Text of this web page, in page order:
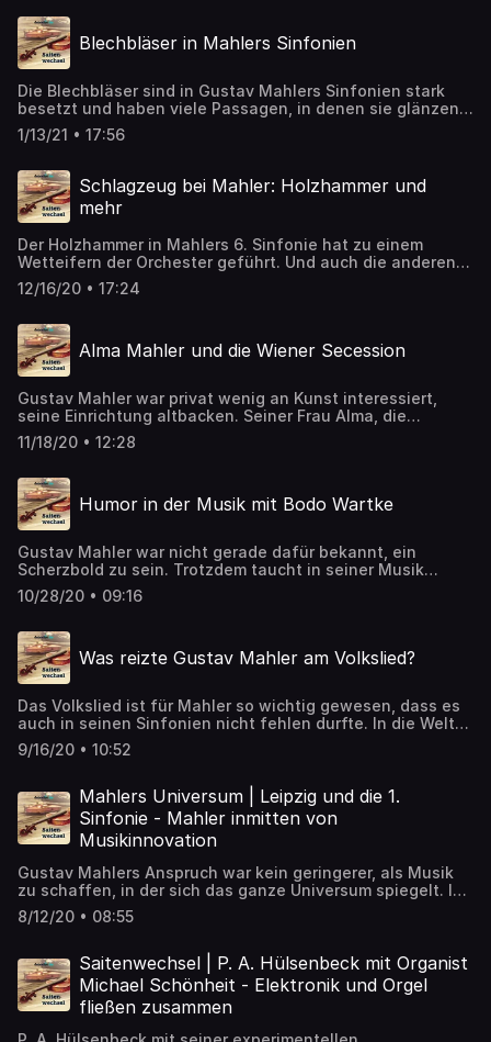
https://detektor.fm/musik/verleger-von-mahlers-werken
Blechbläser in Mahlers Sinfonien
Die Blechbläser sind in Gustav Mahlers Sinfonien stark
besetzt und haben viele Passagen, in denen sie glänzen
können. Die Horn- und Posaunenstimmen schauen wir in
dieser Folge genauer an. ➡️ Artikel zum Nachlesen:
blechblaeser-bei-mahler
1/13/21 • 17:56
Schlagzeug bei Mahler: Holzhammer und
mehr
Der Holzhammer in Mahlers 6. Sinfonie hat zu einem
Wetteifern der Orchester geführt. Und auch die anderen
Sinfonien sind voll von besonderen Partien für
Schlagzeug. Zwei Gewandhausmusiker erzählen, wie es
https://detektor.fm/musik/mahlers-universum-
schlagzeug-bei-mahler
12/16/20 • 17:24
Alma Mahler und die Wiener Secession
Gustav Mahler war privat wenig an Kunst interessiert,
seine Einrichtung altbacken. Seiner Frau Alma, die
inmitten der Wiener Secession aufwuchs, muss das ein
Gräuel gewesen sein. ➡️ Artikel zum Nachlesen:
mahler-und-die-wiener-secession
11/18/20 • 12:28
Humor in der Musik mit Bodo Wartke
Gustav Mahler war nicht gerade dafür bekannt, ein
Scherzbold zu sein. Trotzdem taucht in seiner Musik
immer wieder Humor auf. Wie funktioniert Humor in der
Musik, auch heute? Darüber spricht in dieser Folge der
https://detektor.fm/musik/mahlers-universium-humor-in-
der-musik
10/28/20 • 09:16
Was reizte Gustav Mahler am Volkslied?
Das Volkslied ist für Mahler so wichtig gewesen, dass es
auch in seinen Sinfonien nicht fehlen durfte. In die Welt
seiner Lieder führt in dieser Folge einer, der sie hunderte
Male gesungen hat: der Star-Bariton Thomas Hampson. ➡️
universum-das-lied-bei-mahler
9/16/20 • 10:52
Mahlers Universum | Leipzig und die 1.
Sinfonie - Mahler in­mit­ten von
Musikinnovation
Gustav Mahlers Anspruch war kein geringerer, als Musik
zu schaffen, in der sich das ganze Universum spiegelt. Im
Podcast widmen wir uns jede Folge einer anderen Galaxie
dieses Universums und ergründen, wie seine
Nachlesen: https://detektor.fm/musik/mahlers-universum-
leipzig-und-die-1-sinfonie
8/12/20 • 08:55
Saitenwechsel | P. A. Hülsenbeck mit Organist
Michael Schönheit - Elektronik und Orgel
fließen zusammen